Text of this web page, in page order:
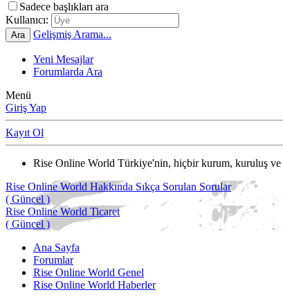
Sadece başlıkları ara
Kullanıcı:
Ara Gelişmiş Arama...
Yeni Mesajlar
Forumlarda Ara
Menü
Giriş Yap
Kayıt Ol
Rise Online World Türkiye'nin, hiçbir kurum, kuruluş ve
Rise Online World Hakkında Sıkça Sorulan Sorular
( Güncel )
Rise Online World Ticaret
( Güncel )
Ana Sayfa
Forumlar
Rise Online World Genel
Rise Online World Haberler